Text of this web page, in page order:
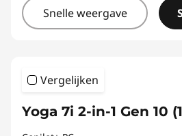
Snelle weergave
Vergelijken
Yoga 7i 2-in-1 Gen 10